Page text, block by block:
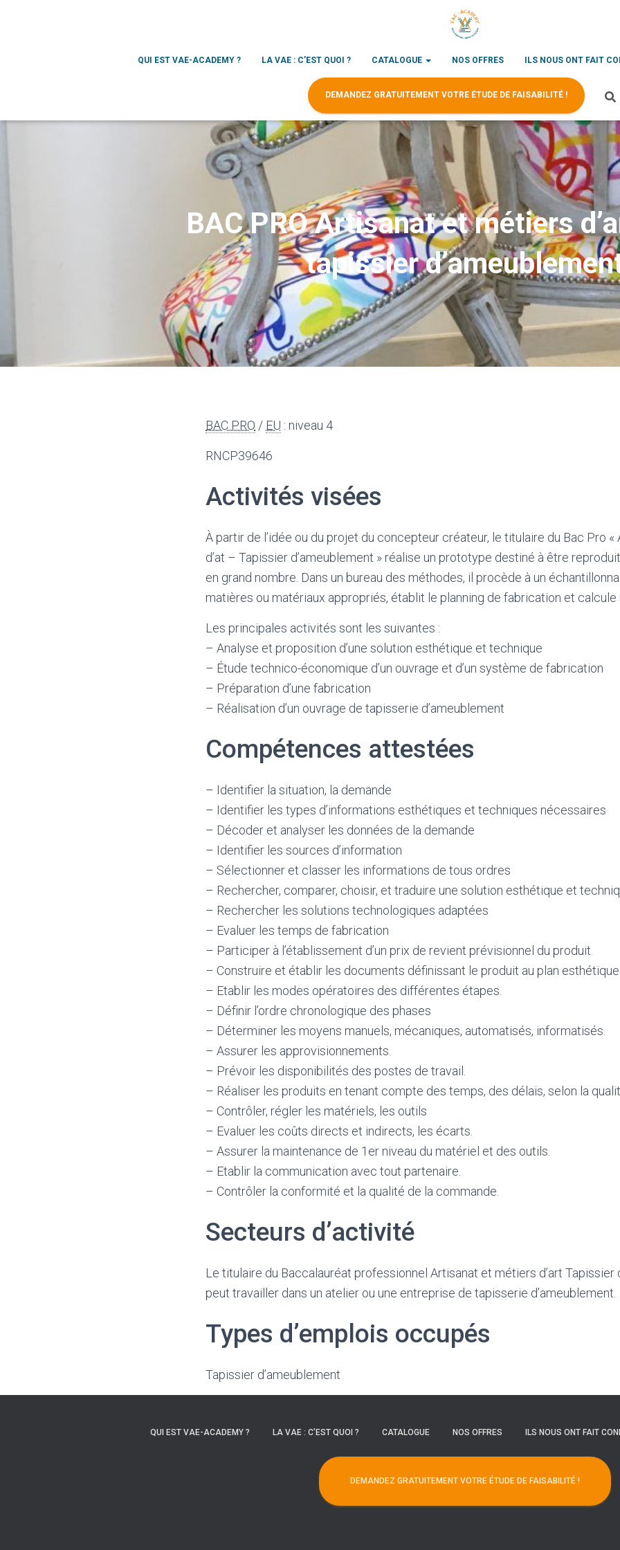
QUI EST VAE-ACADEMY ? LA VAE : C’EST QUOI ? CATALOGUE NOS OFFRES ILS NOUS ONT FAIT
DEMANDEZ GRATUITEMENT VOTRE ÉTUDE DE FAISABILITÉ !
BAC PRO Artisanat et métiers
tapissier
BAC PRO / EU : niveau 4
RNCP39646
Activités visées
À partir de l’idée ou du projet du concepteur créateur, le titulaire du Bac Pro
d’at – Tapissier d’ameublement » réalise un prototype destiné à être
en grand nombre. Dans un bureau des méthodes, il procède à un
matières ou matériaux appropriés, établit le planning de fabrication et calcule
Les principales activités sont les suivantes :
– Analyse et proposition d’une solution esthétique et technique
– Étude technico-économique d’un ouvrage et d’un système de fabrication
– Préparation d’une fabrication
– Réalisation d’un ouvrage de tapisserie d’ameublement
Compétences attestées
– Identifier la situation, la demande
– Identifier les types d’informations esthétiques et techniques nécessaires
– Décoder et analyser les données de la demande
– Identifier les sources d’information
– Sélectionner et classer les informations de tous ordres
– Rechercher, comparer, choisir, et traduire une solution esthétique et
– Rechercher les solutions technologiques adaptées
– Evaluer les temps de fabrication
– Participer à l’établissement d’un prix de revient prévisionnel du produit.
– Construire et établir les documents définissant le produit au plan
– Etablir les modes opératoires des différentes étapes.
– Définir l’ordre chronologique des phases
– Déterminer les moyens manuels, mécaniques, automatisés, informatisés.
– Assurer les approvisionnements.
– Prévoir les disponibilités des postes de travail.
– Réaliser les produits en tenant compte des temps, des délais, selon la
– Contrôler, régler les matériels, les outils
– Evaluer les coûts directs et indirects, les écarts.
– Assurer la maintenance de 1er niveau du matériel et des outils.
– Etablir la communication avec tout partenaire.
– Contrôler la conformité et la qualité de la commande.
Secteurs d’activité
Le titulaire du Baccalauréat professionnel Artisanat et métiers d’art Tapissier
peut travailler dans un atelier ou une entreprise de tapisserie d’ameublement.
Types d’emplois occupés
Tapissier d’ameublement
QUI EST VAE-ACADEMY ? LA VAE : C’EST QUOI ? CATALOGUE NOS OFFRES ILS NOUS ONT FAIT
DEMANDEZ GRATUITEMENT VOTRE ÉTUDE DE FAISABILITÉ !